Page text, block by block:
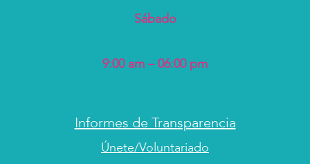
Sábado
9:00 am – 06:00 pm
Informes de Transparencia
Únete/Voluntariado